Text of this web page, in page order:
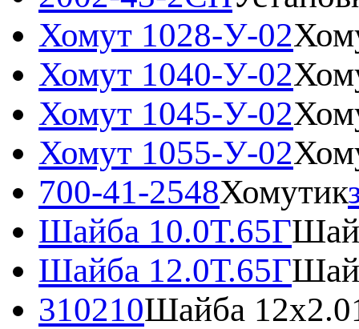
Хомут 1028-У-02
Хомут 1040-У-02
Хомут 1045-У-02
Хомут 1055-У-02
700-41-2548Хомутик
Шайба 10.0Т.65Г
Шайба 12.0Т.65Г
310210Шайба